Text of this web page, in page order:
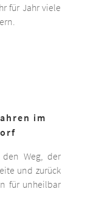
für Jahr viele
im
den Weg, der
und zurück
für unheilbar